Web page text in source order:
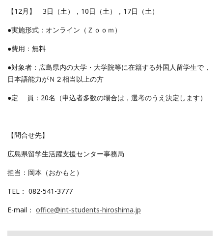
【12月】 3日（土），10日（土），17日（土）
●実施形式：オンライン（Ｚｏｏｍ）
●費用：無料
●対象者：広島県内の大学・大学院等に在籍する外国人留学生で，
日本語能力がＮ２相当以上の方
●定 員：20名（申込者多数の場合は，選考のうえ決定します）
【問合せ先】
広島県留学生活躍支援センター事務局
担当：岡本（おかもと）
TEL： 082-541-3777
E-mail： office@int-students-hiroshima.jp